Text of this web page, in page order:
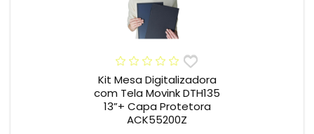
Kit Mesa Digitalizadora
com Tela Movink DTH135
13”+ Capa Protetora
ACK55200Z